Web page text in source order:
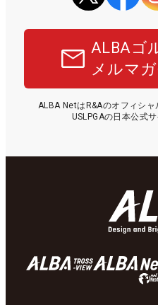
ALBAゴ
メルマ
ALBA NetはR&Aのオフィシ
USLPGAの日本公式